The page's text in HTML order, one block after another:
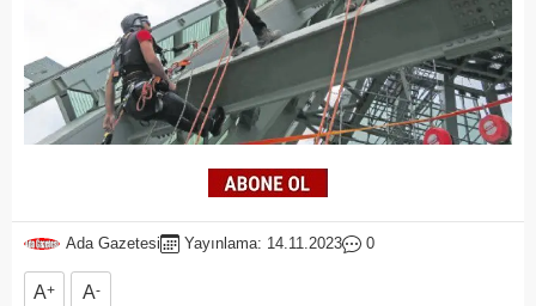
Ada Gazetesi Yayınlama: 14.11.2023 0
A+ A-